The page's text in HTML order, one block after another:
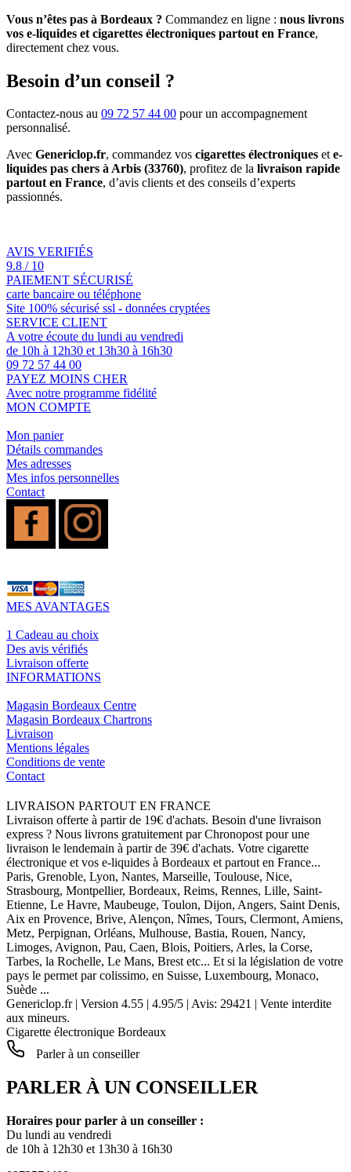
Vous n’êtes pas à Bordeaux ? Commandez en ligne : nous livrons
vos e-liquides et cigarettes électroniques partout en France,
directement chez vous.
Besoin d’un conseil ?
Contactez-nous au 09 72 57 44 00 pour un accompagnement
personnalisé.
Avec Genericlop.fr, commandez vos cigarettes électroniques ete-
liquides pas chers à Arbis (33760), profitez de la livraison rapide
partout en France, d’avis clients et des conseils d’experts
passionnés.
AVIS VERIFIÉS
9.8 / 10
PAIEMENT SÉCURISÉ
carte bancaire ou téléphone
Site 100% sécurisé ssl - données cryptées
SERVICE CLIENT
A votre écoute du lundi au vendredi
de 10h à 12h30 et 13h30 à 16h30
09 72 57 44 00
PAYEZ MOINS CHER
Avec notre programme fidélité
MON COMPTE
Mon panier
Détails commandes
Mes adresses
Mes infos personnelles
Contact
MES AVANTAGES
1 Cadeau au choix
Des avis vérifiés
Livraison offerte
INFORMATIONS
Magasin Bordeaux Centre
Magasin Bordeaux Chartrons
Livraison
Mentions légales
Conditions de vente
Contact
LIVRAISON PARTOUT EN FRANCE
Livraison offerte à partir de 19€ d'achats. Besoin d'une livraison
express ? Nous livrons gratuitement par Chronopost pour une
livraison le lendemain à partir de 39€ d'achats. Votre cigarette
électronique et vos e-liquides à Bordeaux et partout en France...
Paris, Grenoble, Lyon, Nantes, Marseille, Toulouse, Nice,
Strasbourg, Montpellier, Bordeaux, Reims, Rennes, Lille, Saint-
Etienne, Le Havre, Maubeuge, Toulon, Dijon, Angers, Saint Denis,
Aix en Provence, Brive, Alençon, Nîmes, Tours, Clermont, Amiens,
Metz, Perpignan, Orléans, Mulhouse, Bastia, Rouen, Nancy,
Limoges, Avignon, Pau, Caen, Blois, Poitiers, Arles, la Corse,
Tarbes, la Rochelle, Le Mans, Brest etc... Et si la législation de votre
pays le permet par colissimo, en Suisse, Luxembourg, Monaco,
Suède ...
Genericlop.fr| Version 4.55 | 4.95/5 | Avis: 29421 | Vente interdite
aux mineurs.
Cigarette électronique Bordeaux
Parler à un conseiller
PARLER À UN CONSEILLER
Horaires pour parler à un conseiller :
Du lundi au vendredi
de 10h à 12h30 et 13h30 à 16h30